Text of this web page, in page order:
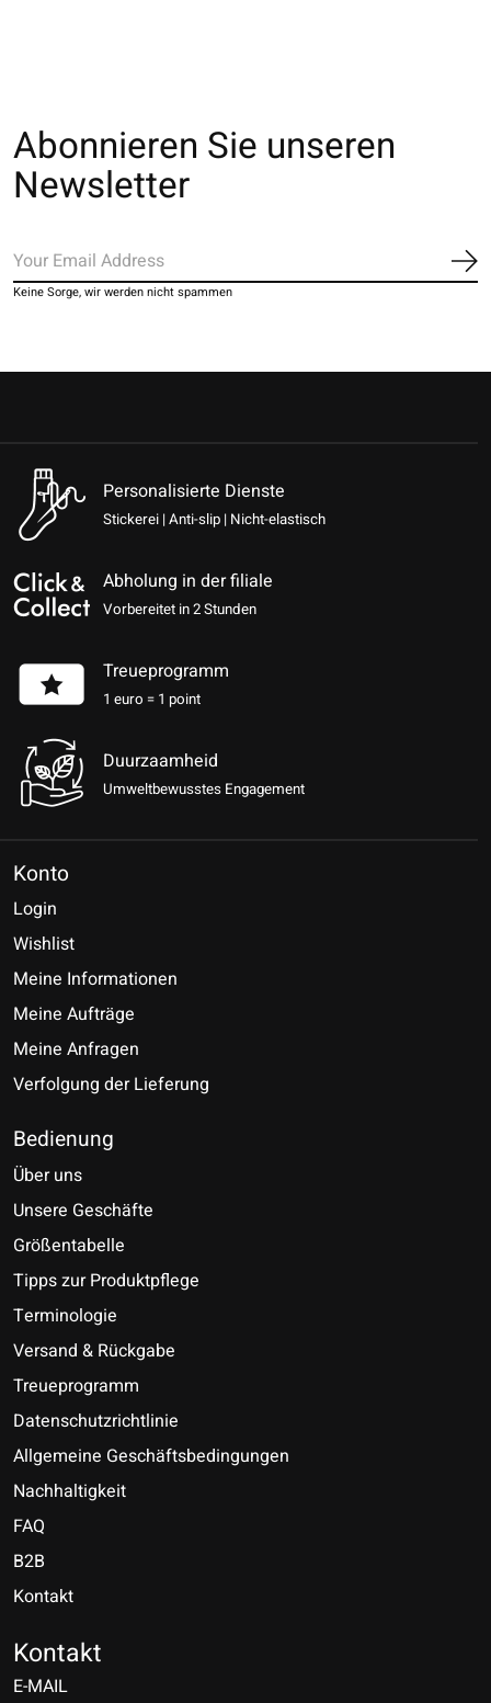
Abonnieren Sie unseren
Newsletter
Keine Sorge, wir werden nicht spammen
Personalisierte Dienste
Stickerei | Anti-slip | Nicht-elastisch
Abholung in der filiale
Vorbereitet in 2 Stunden
Treueprogramm
1 euro = 1 point
Duurzaamheid
Umweltbewusstes Engagement
Konto
Login
Wishlist
Meine Informationen
Meine Aufträge
Meine Anfragen
Verfolgung der Lieferung
Bedienung
Über uns
Unsere Geschäfte
Größentabelle
Tipps zur Produktpflege
Terminologie
Versand & Rückgabe
Treueprogramm
Datenschutzrichtlinie
Allgemeine Geschäftsbedingungen
Nachhaltigkeit
FAQ
B2B
Kontakt
Kontakt
E-MAIL